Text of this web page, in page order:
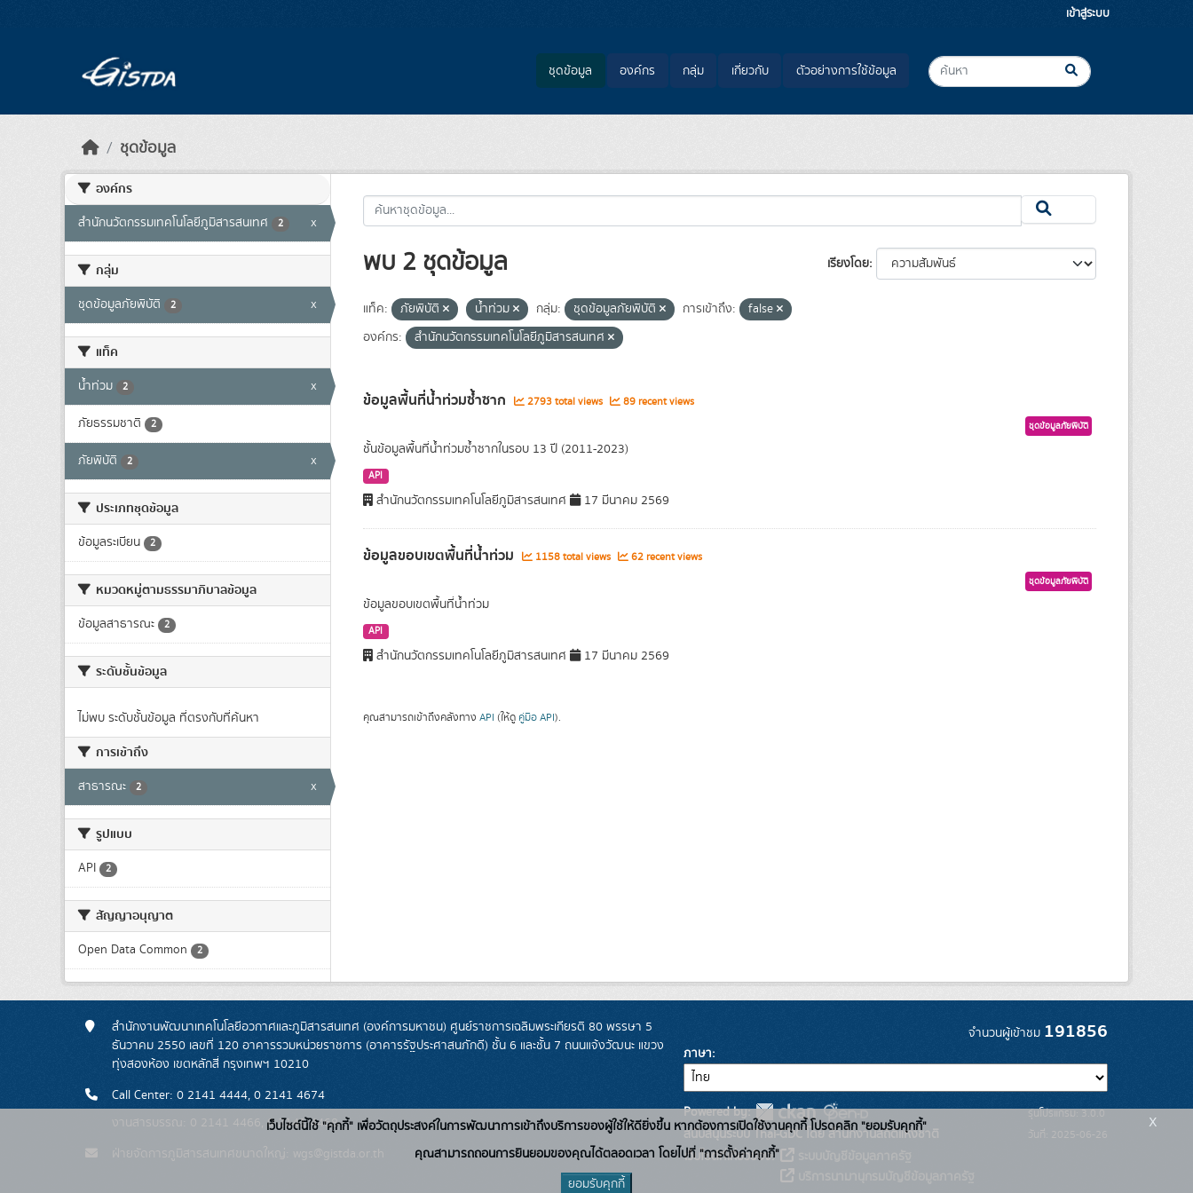
เข้าสู่ระบบ
ชุดข้อมูล องค์กร กลุ่ม เกี่ยวกับ ตัวอย่างการใช้ข้อมูล
ชุดข้อมูล
องค์กร
สำนักนวัตกรรมเทคโนโลยีภูมิสารสนเทศ 2 x
กลุ่ม
ชุดข้อมูลภัยพิบัติ 2 x
แท็ค
น้ำท่วม 2 x
ภัยธรรมชาติ 2
ภัยพิบัติ 2 x
ประเภทชุดข้อมูล
ข้อมูลระเบียน 2
หมวดหมู่ตามธรรมาภิบาลข้อมูล
ข้อมูลสาธารณะ 2
ระดับชั้นข้อมูล
ไม่พบ ระดับชั้นข้อมูล ที่ตรงกับที่ค้นหา
การเข้าถึง
สาธารณะ 2 x
รูปแบบ
API 2
สัญญาอนุญาต
Open Data Common 2
เรียงโดย
พบ 2 ชุดข้อมูล
แท็ค: ภัยพิบัติ น้ำท่วม กลุ่ม: ชุดข้อมูลภัยพิบัติ การเข้าถึง:
false
องค์กร:
สำนักนวัตกรรมเทคโนโลยีภูมิสารสนเทศ
ข้อมูลพื้นที่น้ำท่วมซ้ำซาก 2793 total views 89 recent views
ชุดข้อมูลภัยพิบัติ
ชั้นข้อมูลพื้นที่น้ำท่วมซ้ำซากในรอบ 13 ปี (2011-2023)
API
สำนักนวัตกรรมเทคโนโลยีภูมิสารสนเทศ 17 มีนาคม 2569
ข้อมูลขอบเขตพื้นที่น้ำท่วม 1158 total views 62 recent views
ชุดข้อมูลภัยพิบัติ
ข้อมูลขอบเขตพื้นที่น้ำท่วม
API
สำนักนวัตกรรมเทคโนโลยีภูมิสารสนเทศ 17 มีนาคม 2569
คุณสามารถเข้าถึงคลังทาง API (ให้ดู คู่มือ API).
สำนักงานพัฒนาเทคโนโลยีอวกาศและภูมิสารสนเทศ (องค์การมหาชน) ศูนย์ราชการเฉลิมพระเกียรติ 80 พรรษา 5
ธันวาคม 2550 เลขที่ 120 อาคารรวมหน่วยราชการ (อาคารรัฐประศาสนภักดี) ชั้น 6 และชั้น 7 ถนนแจ้งวัฒนะ แขวง
ทุ่งสองห้อง เขตหลักสี่ กรุงเทพฯ 10210
Call Center: 0 2141 4444, 0 2141 4674
งานสารบรรณ: 0 2141 4466, 0 2141 4468
ฝ่ายจัดการภูมิสารสนเทศขนาดใหญ่: wgs@gistda.or.th
จำนวนผู้เข้าชม 191856
ภาษา
Powered by:
สนับสนุนระบบ Thai-GDC โดย สำนักงานสถิติแห่งชาติ
เว็บไซต์ที่เกี่ยวข้อง:
รุ่นโปรแกรม: 3.0.0
วันที่: 2025-06-26
เว็บไซต์นี้ใช้ "คุกกี้" เพื่อวัตถุประสงค์ในการพัฒนาการเข้าถึงบริการของผู้ใช้ให้ดียิ่งขึ้น หากต้องการเปิดใช้งานคุกกี้ โปรดคลิก "ยอมรับคุกกี้"
คุณสามารถถอนการยินยอมของคุณได้ตลอดเวลา โดยไปที่ "การตั้งค่าคุกกี้"
ยอมรับคุกกี้
x